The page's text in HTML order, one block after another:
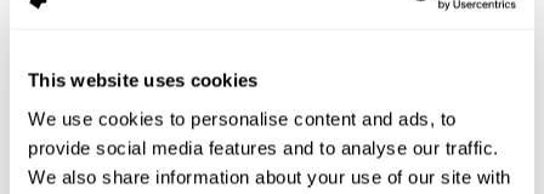
This website uses cookies
We use cookies to personalise content and ads, to
provide social media features and to analyse our traffic.
We also share information about your use of our site with
scientifiques en apprennent chaque jour
maintenir en forme, tout comme le faisons
EN SAVOIR PLUS